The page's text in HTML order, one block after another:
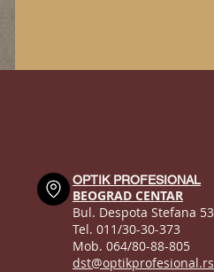
OPTIK PROFESIONAL
BEOGRAD CENTAR
Bul. Despota Stefana 53
Tel. 011/30-30-373
Mob. 064/80-88-805
dst@optikprofesional.rs